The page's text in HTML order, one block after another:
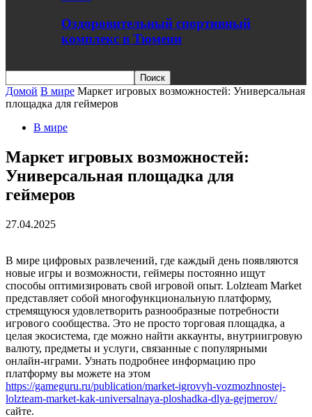
Оздоровительный спортивный
комплекс в Тюмени
Домой В мире Маркет игровых возможностей: Универсальная
площадка для геймеров
В мире
Маркет игровых возможностей:
Универсальная площадка для
геймеров
27.04.2025
В мире цифровых развлечений, где каждый день появляются
новые игры и возможности, геймеры постоянно ищут
способы оптимизировать свой игровой опыт. Lolzteam Market
представляет собой многофункциональную платформу,
стремящуюся удовлетворить разнообразные потребности
игрового сообщества. Это не просто торговая площадка, а
целая экосистема, где можно найти аккаунты, внутриигровую
валюту, предметы и услуги, связанные с популярными
онлайн-играми. Узнать подробнее информацию про
платформу вы можете на этом
https://gameguru.ru/publication/market-igrovyh-vozmozhnostej-
lolzteam-market-kak-universalnaya-ploshadka-dlya-gejmerov/
сайте.